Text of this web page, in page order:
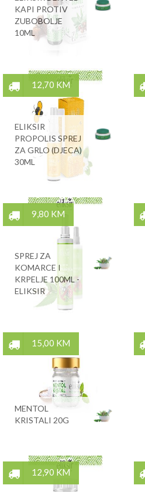
KAPI PROTIV
ZUBOBOLJE
10ML
12,70 KM
ELIKSIR
PROPOLIS SPREJ
ZA GRLO (DJECA)
30ML
9,80 KM
SPREJ ZA
KOMARCE I
KRPELJE 100ML -
ELIKSIR
15,00 KM
MENTOL
KRISTALI 20G
12,90 KM